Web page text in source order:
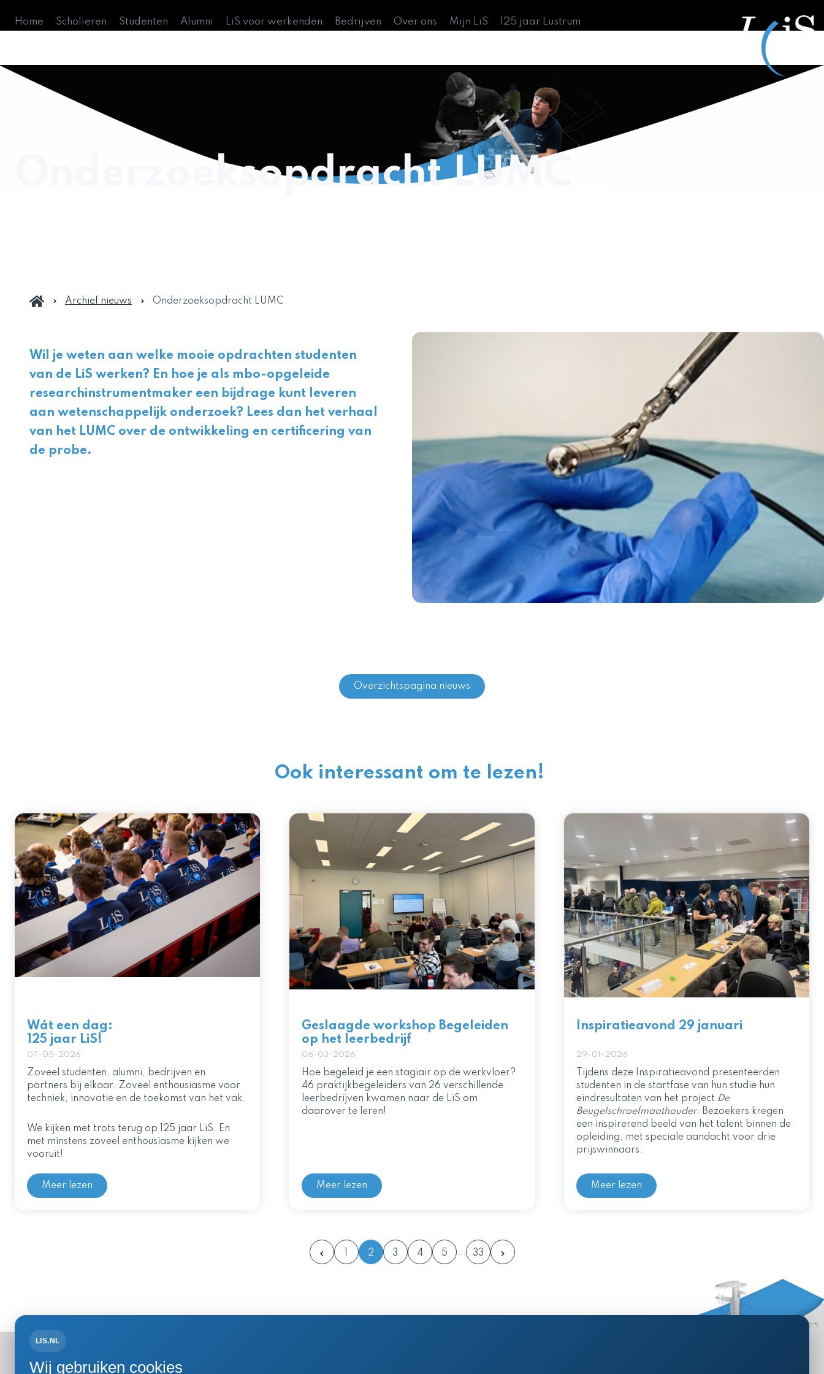
Home Scholieren Studenten Alumni LiS voor werkenden Bedrijven Over ons Mijn LiS 125 jaar Lustrum
Onderzoeksopdracht LUMC
Archief nieuws Onderzoeksopdracht LUMC
Wil je weten aan welke mooie opdrachten studenten
van de LiS werken? En hoe je als mbo-opgeleide
researchinstrumentmaker een bijdrage kunt leveren
aan wetenschappelijk onderzoek? Lees dan het verhaal
van het LUMC over de ontwikkeling en certificering van
de probe.
Overzichtspagina nieuws
Ook interessant om te lezen!
Wát een dag:
125 jaar LiS!
07-05-2026
Zoveel studenten, alumni, bedrijven en
partners bij elkaar. Zoveel enthousiasme voor
techniek, innovatie en de toekomst van het vak.
We kijken met trots terug op 125 jaar LiS. En
met minstens zoveel enthousiasme kijken we
vooruit!
Meer lezen
Geslaagde workshop Begeleiden
op het leerbedrijf
06-03-2026
Hoe begeleid je een stagiair op de werkvloer?
46 praktijkbegeleiders van 26 verschillende
leerbedrijven kwamen naar de LiS om
daarover te leren!
Meer lezen
Inspiratieavond 29 januari
29-01-2026
Tijdens deze Inspiratieavond presenteerden
studenten in de startfase van hun studie hun
eindresultaten van het project De
Beugelschroefmaathouder. Bezoekers kregen
een inspirerend beeld van het talent binnen de
opleiding, met speciale aandacht voor drie
prijswinnaars.
Meer lezen
1 2 3 4 5 33
LIS.NL
Wij gebruiken cookies